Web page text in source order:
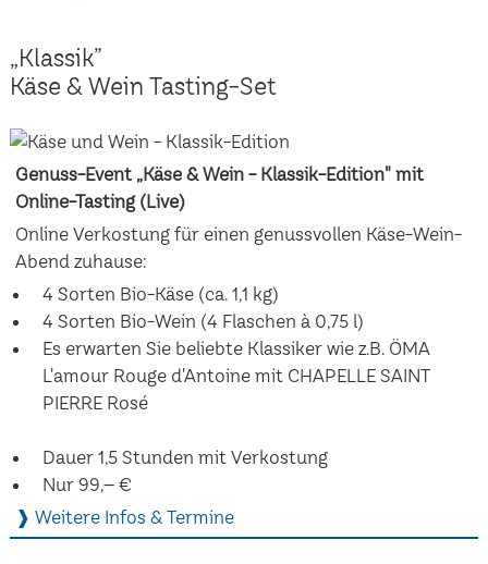
„Klassik”
Käse & Wein Tasting-Set
Genuss-Event „Käse & Wein - Klassik-Edition" mit
Online-Tasting (Live)
Online Verkostung für einen genussvollen Käse-Wein-
Abend zuhause:
4 Sorten Bio-Käse (ca. 1,1 kg)
4 Sorten Bio-Wein (4 Flaschen à 0,75 l)
Es erwarten Sie beliebte Klassiker wie z.B. ÖMA
L'amour Rouge d'Antoine mit CHAPELLE SAINT
PIERRE Rosé
Dauer 1,5 Stunden mit Verkostung
Nur 99,– €
❱ Weitere Infos & Termine